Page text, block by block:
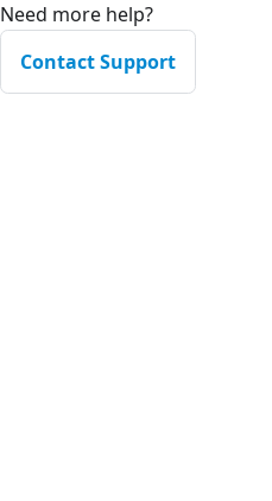
Need more help?
Contact Support